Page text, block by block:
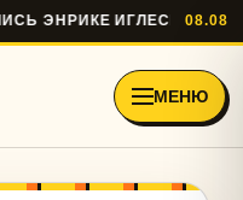
ЭНРИКЕ ИГЛЕСИАС И08.08
МЕНЮ